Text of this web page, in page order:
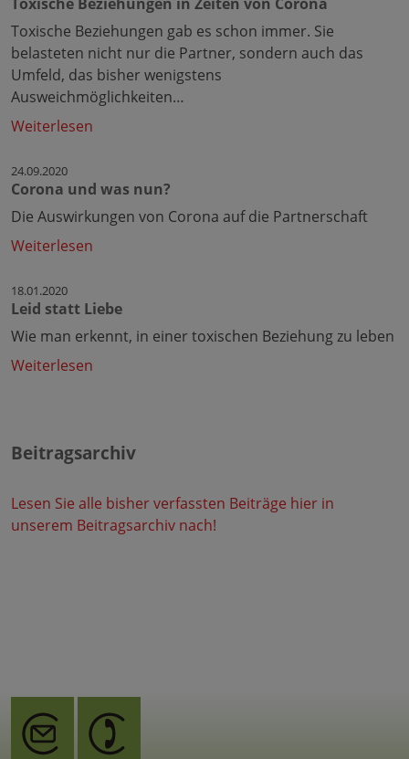
Toxische Beziehungen gab es schon immer. Sie
belasteten nicht nur die Partner, sondern auch das
Umfeld, das bisher wenigstens
Ausweichmöglichkeiten…
Weiterlesen
24.09.2020
Corona und was nun?
Die Auswirkungen von Corona auf die Partnerschaft
Weiterlesen
18.01.2020
Leid statt Liebe
Wie man erkennt, in einer toxischen Beziehung zu leben
Weiterlesen
Beitragsarchiv
Lesen Sie alle bisher verfassten Beiträge hier in
unserem Beitragsarchiv nach!